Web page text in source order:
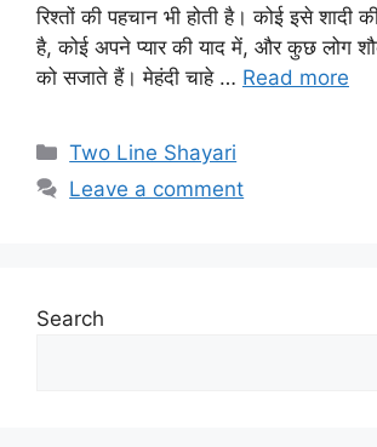
रिश्तों की पहचान भी होती है। कोई इसे शादी
है, कोई अपने प्यार की याद में, और कुछ लोग
को सजाते हैं। मेहंदी चाहे … Read more
Categories
Two Line Shayari
Leave a comment
Search